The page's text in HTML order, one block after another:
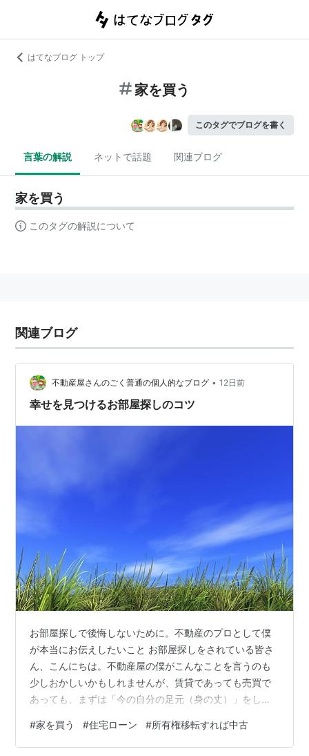
はてなブログ トップ
家を買う
このタグでブログを書く
言葉の解説 ネットで話題 関連ブログ
家を買う
このタグの解説について
関連ブログ
不動産屋さんのごく普通の個人的なブログ • 12日前
幸せを見つけるお部屋探しのコツ
お部屋探しで後悔しないために。不動産のプロとして僕
が本当にお伝えしたいこと お部屋探しをされている皆さ
ん、こんにちは。不動産屋の僕がこんなことを言うのも
少しおかしいかもしれませんが、賃貸であっても売買で
あっても、まずは「今の自分の足元（身の丈）」をしっ
す。 1. 「家を買う（売買）」ときに知っておいてほしい
現実 まず「売買」の場合、切っても切り離せないのが住
#家を買う #住宅ローン #所有権移転すれば中古